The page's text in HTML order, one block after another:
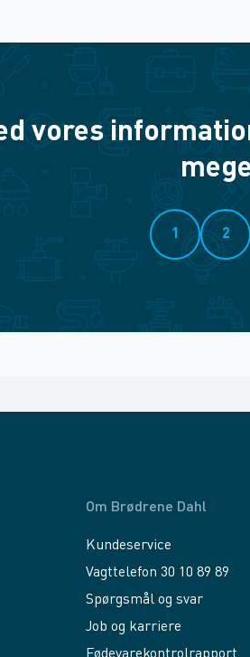
vores
1 2
Om Brødrene Dahl
Kundeservice
Vagttelefon 30 10 89 89
Spørgsmål og svar
Job og karriere